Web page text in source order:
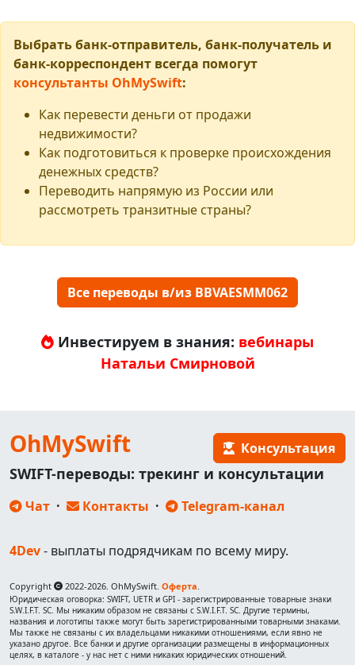
Выбрать банк-отправитель, банк-получатель и
банк-корреспондент всегда помогут
консультанты OhMySwift:
Как перевести деньги от продажи
недвижимости?
Как подготовиться к проверке происхождения
денежных средств?
Переводить напрямую из России или
рассмотреть транзитные страны?
Все переводы в/из BBVAESMM062
Инвестируем в знания: вебинары
Натальи Смирновой
OhMySwift Консультация
SWIFT-переводы: трекинг и консультации
Чат · Контакты · Telegram-канал
4Dev- выплаты подрядчикам по всему миру.
Copyright 2022-2026. OhMySwift. Оферта.
Юридическая оговорка: SWIFT, UETR и GPI - зарегистрированные товарные знаки
S.W.I.F.T. SC. Мы никаким образом не связаны с S.W.I.F.T. SC. Другие термины,
названия и логотипы также могут быть зарегистрированными товарными знаками.
Мы также не связаны с их владельцами никакими отношениями, если явно не
указано другое. Все банки и другие организации размещены в информационных
целях, в каталоге - у нас нет с ними никаких юридических отношений.